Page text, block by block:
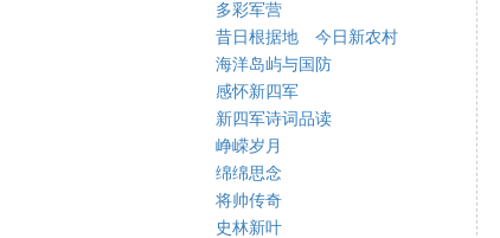
多彩军营
昔日根据地 今日新农村
海洋岛屿与国防
感怀新四军
新四军诗词品读
峥嵘岁月
绵绵思念
将帅传奇
史林新叶